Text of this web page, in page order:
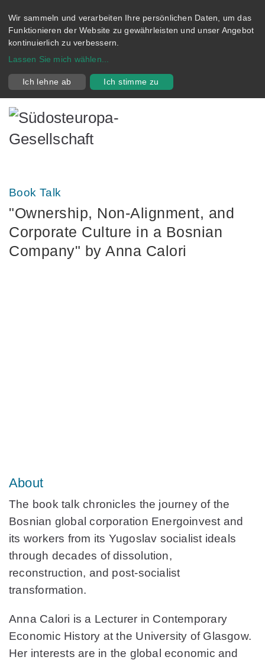
Wir sammeln und verarbeiten Ihre persönlichen Daten, um das
Funktionieren der Website zu gewährleisten und unser Angebot
kontinuierlich zu verbessern.
Lassen Sie mich wählen
Ich lehne ab Ich stimme zu
Book Talk
"Ownership, Non-Alignment, and
Corporate Culture in a Bosnian
Company" by Anna Calori
About
The book talk chronicles the journey of the
Bosnian global corporation Energoinvest and
its workers from its Yugoslav socialist ideals
through decades of dissolution,
reconstruction, and post-socialist
transformation.
Anna Calori is a Lecturer in Contemporary
Economic History at the University of Glasgow.
Her interests are in the global economic and